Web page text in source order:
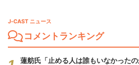
J-CAST ニュース
コメントランキング
蓮舫氏「止める人は誰もいなかった